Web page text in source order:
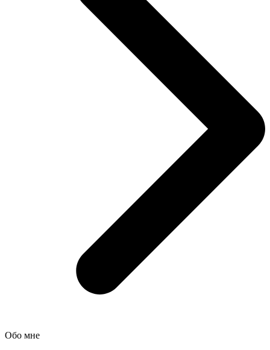
Обо мне